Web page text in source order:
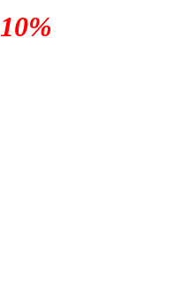
10%